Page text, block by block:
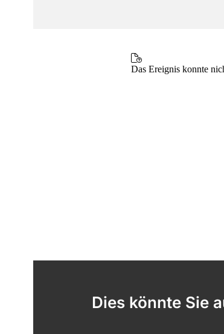
Dies könnte Sie